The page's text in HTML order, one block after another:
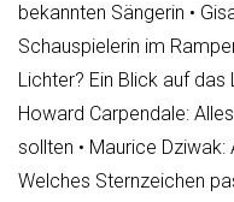
bekannten Sängerin •
Schauspielerin im
Lichter? Ein Blick auf
Howard Carpendale:
sollten • Maurice Dziwak:
Welches Sternzeichen